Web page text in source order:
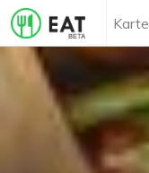
Karte